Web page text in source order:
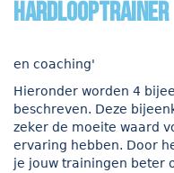
hardlooptrainer
en coaching'
Hieronder worden 4
beschreven. Deze
zeker de moeite waard
ervaring hebben. Door
je jouw trainingen beter